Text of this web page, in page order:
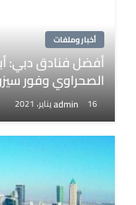
أخبار وملفات
أفضل فنادق دبي:
الصحراوي وفور
admin 16 يناير، 2021